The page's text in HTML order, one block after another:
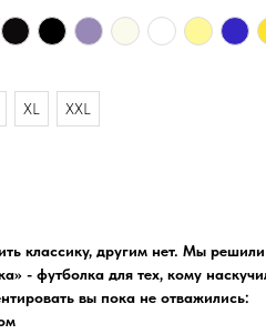
XL XXL
классику, другим нет. Мы
- футболка для тех, кому
вы пока не отважились: